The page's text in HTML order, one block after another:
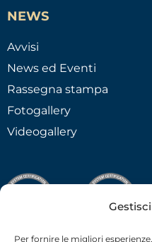
Per fornire le migliori
NEWS
Avvisi
News ed Eventi
Rassegna stampa
Fotogallery
Videogallery